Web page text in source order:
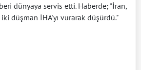
dünyaya servis etti. Haberde; "İran,
düşman İHA'yı vurarak düşürdü."